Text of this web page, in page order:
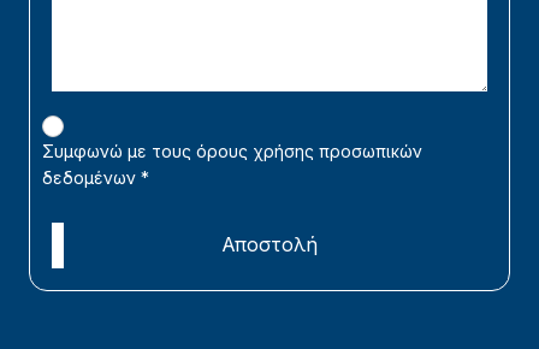
Συμφωνώ με τους όρους χρήσης προσωπικών
δεδομένων *
Αποστολή